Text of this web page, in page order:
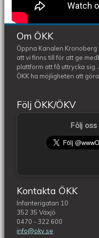
Om ÖKK
Öppna Kanalen
att vi finns till för att ge
plattform att få uttrycka sig.
ÖKK ha möjligheten att
Följ ÖKK/ÖKV
Följ oss
Kontakta ÖKK
Infanterigatan 10
352 35 Växjö
0470 - 322 600
info@okv.se